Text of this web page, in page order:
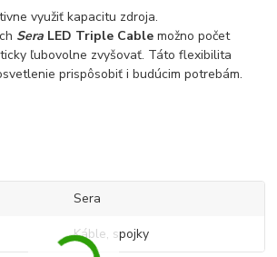
využiť kapacitu zdroja.
Sera LED Triple Cable možno počet
ľubovolne zvyšovať. Táto flexibilita
prispôsobiť i budúcim potrebám.
Sera
Káble, spojky